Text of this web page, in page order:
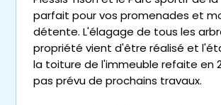
parfait pour vos promenades et
détente. L'élagage de tous les
propriété vient d'être réalisé et
la toiture de l'immeuble refaite en
pas prévu de prochains travaux.